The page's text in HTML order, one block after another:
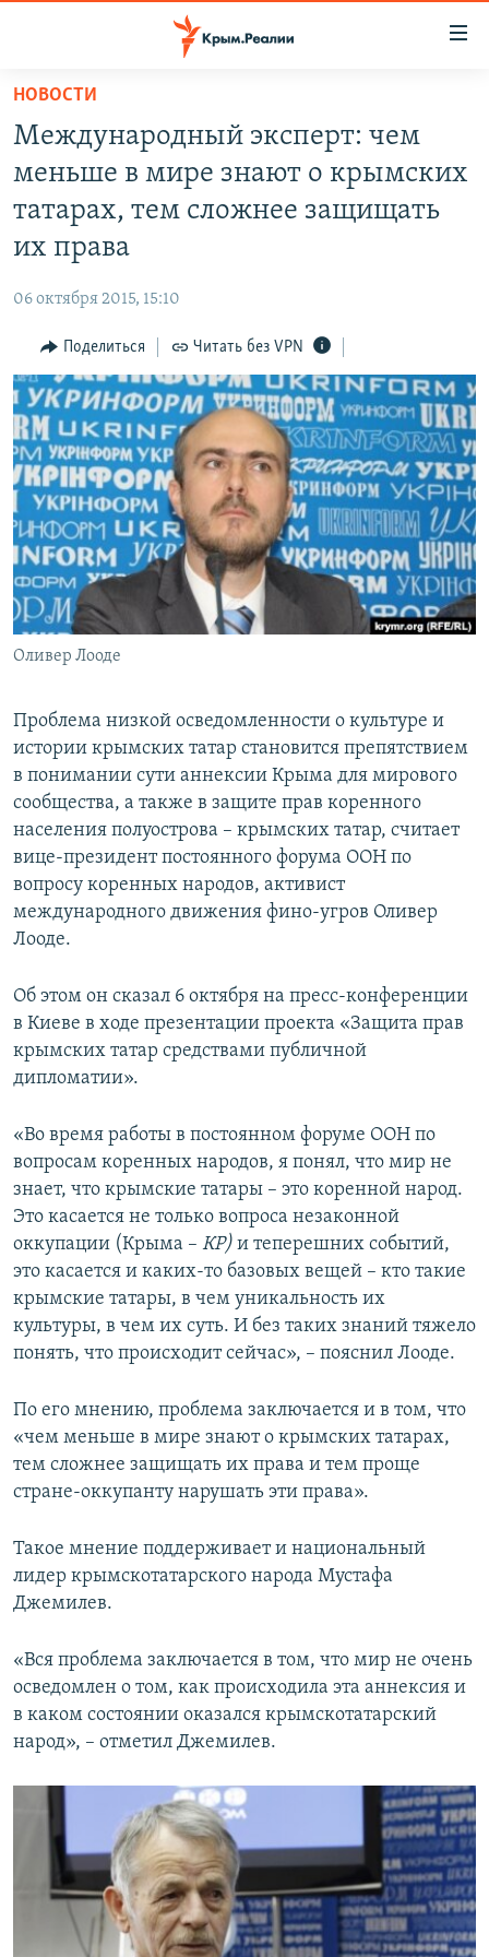
Вернуться
основному
содержанию
главной
Вернутся
поиску
СПЕЦПРОЕКТЫ
ИНТЕРАКТИВ
ИНФОГРАФИКА
ТЕЛЕПРОЕКТ КРЫМ.РЕАЛИИ
СОВЕТЫ ПРАВОЗАЩИТНИКОВ
ПРОПАВШИЕ БЕЗ ВЕСТИ
ПОБЕДИТЕЛЕЙ НЕ СУДЯТ?
КРЫМ.НЕПОКОРЕННЫЙ
ELIFBE
УКРАИНСКАЯ ПРОБЛЕМА КРЫМА
РАДІО СВОБОДА
КАК ОБОЙТИ БЛОКИРОВКУ
Українською
Qırımtatar
ПРИСОЕДИНЯЙТЕСЬ!
Все сайты RFE/RL
НОВОСТИ
Международный эксперт: чем
меньше в мире знают о крымских
татарах, тем сложнее защищать
их права
06 октября 2015, 15:10
Поделиться Читать без VPN
Оливер Лооде
Проблема низкой осведомленности о культуре и
истории крымских татар становится препятствием
в понимании сути аннексии Крыма для мирового
сообщества, а также в защите прав коренного
населения полуострова – крымских татар, считает
вице-президент постоянного форума ООН по
вопросу коренных народов, активист
международного движения фино-угров Оливер
Лооде.
Об этом он сказал 6 октября на пресс-конференции
в Киеве в ходе презентации проекта «Защита прав
крымских татар средствами публичной
дипломатии».
«Во время работы в постоянном форуме ООН по
вопросам коренных народов, я понял, что мир не
знает, что крымские татары – это коренной народ.
Это касается не только вопроса незаконной
оккупации (Крыма – КР) и теперешних событий,
это касается и каких-то базовых вещей – кто такие
крымские татары, в чем уникальность их
культуры, в чем их суть. И без таких знаний тяжело
понять, что происходит сейчас», – пояснил Лооде.
По его мнению, проблема заключается и в том, что
«чем меньше в мире знают о крымских татарах,
тем сложнее защищать их права и тем проще
стране-оккупанту нарушать эти права».
Такое мнение поддерживает и национальный
лидер крымскотатарского народа Мустафа
Джемилев.
«Вся проблема заключается в том, что мир не очень
осведомлен о том, как происходила эта аннексия и
в каком состоянии оказался крымскотатарский
народ», – отметил Джемилев.